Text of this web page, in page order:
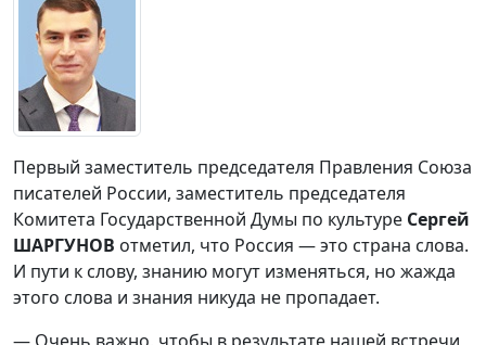
Первый заместитель председателя Правления Союза
писателей России, заместитель председателя
Комитета Государственной Думы по культуре Сергей
ШАРГУНОВ отметил, что Россия — это страна слова.
И пути к слову, знанию могут изменяться, но жажда
этого слова и знания никуда не пропадает.